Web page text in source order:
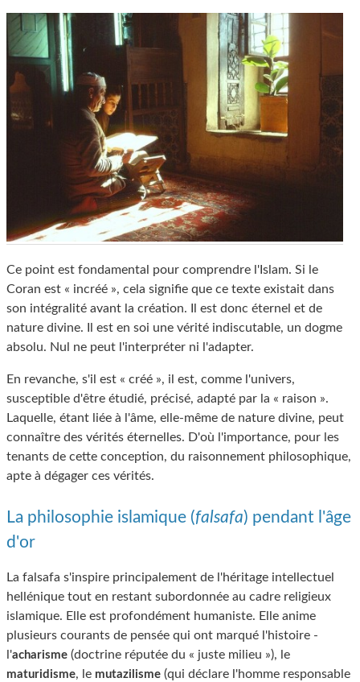
Ce point est fondamental pour comprendre l'Islam. Si le
Coran est « incréé », cela signifie que ce texte existait dans
son intégralité avant la création. Il est donc éternel et de
nature divine. Il est en soi une vérité indiscutable, un dogme
absolu. Nul ne peut l'interpréter ni l'adapter.
En revanche, s'il est « créé », il est, comme l'univers,
susceptible d'être étudié, précisé, adapté par la « raison ».
Laquelle, étant liée à l'âme, elle-même de nature divine, peut
connaître des vérités éternelles. D'où l'importance, pour les
tenants de cette conception, du raisonnement philosophique,
apte à dégager ces vérités.
La philosophie islamique (falsafa) pendant l'âge
d'or
La falsafa s'inspire principalement de l'héritage intellectuel
hellénique tout en restant subordonnée au cadre religieux
islamique. Elle est profondément humaniste. Elle anime
plusieurs courants de pensée qui ont marqué l'histoire -
l'acharisme (doctrine réputée du « juste milieu »), le
maturidisme, le mutazilisme (qui déclare l'homme responsable